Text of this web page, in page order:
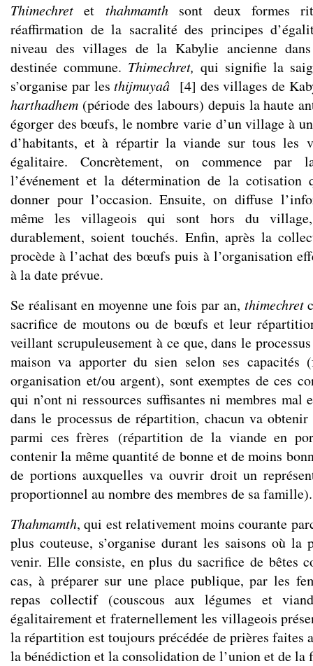
Thimechret et thahmamthsont deux formes
réaffirmation de la sacralité des principes
niveau des villages de la Kabylie ancienne
destinée commune. Thimechret, qui signifie la
s’organise par les thijmuyaâ [4] des villages de
harthadhem (période des labours) depuis la haute
égorger des bœufs, le nombre varie d’un village à
d’habitants, et à répartir la viande sur tous les
égalitaire. Concrètement, on commence par
l’événement et la détermination de la cotisation
donner pour l’occasion. Ensuite, on diffuse
même les villageois qui sont hors du village,
durablement, soient touchés. Enfin, après la
procède à l’achat des bœufs puis à l’organisation
à la date prévue.
Se réalisant en moyenne une fois par an, thimechret
sacrifice de moutons ou de bœufs et leur
veillant scrupuleusement à ce que, dans le
maison va apporter du sien selon ses capacités
organisation et/ou argent), sont exemptes de ces
qui n’ont ni ressources suffisantes ni membres mal
dans le processus de répartition, chacun va
parmi ces frères (répartition de la viande en
contenir la même quantité de bonne et de moins
de portions auxquelles va ouvrir droit un
proportionnel au nombre des membres de sa famille).
Thahmamth, qui est relativement moins courante
plus couteuse, s’organise durant les saisons où la
venir. Elle consiste, en plus du sacrifice de bêtes
cas, à préparer sur une place publique, par les
repas collectif (couscous aux légumes et
égalitairement et fraternellement les villageois
la répartition est toujours précédée de prières
la bénédiction et la consolidation de l’union et de